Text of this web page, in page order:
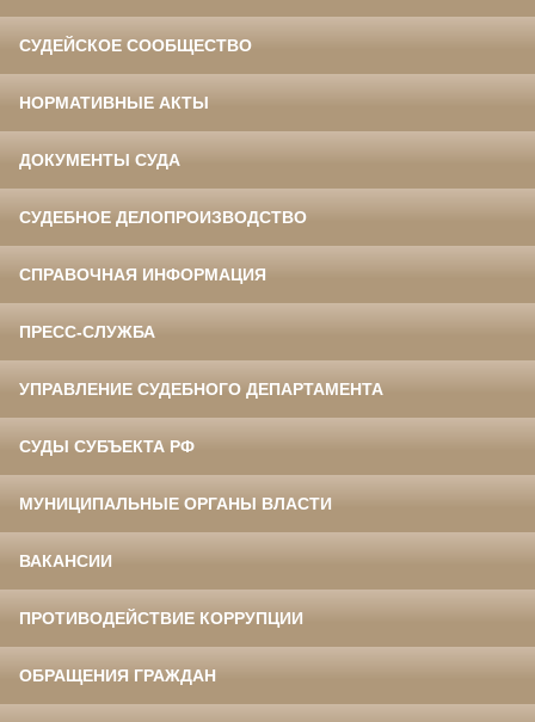
СУДЕЙСКОЕ СООБЩЕСТВО
НОРМАТИВНЫЕ АКТЫ
ДОКУМЕНТЫ СУДА
СУДЕБНОЕ ДЕЛОПРОИЗВОДСТВО
СПРАВОЧНАЯ ИНФОРМАЦИЯ
ПРЕСС-СЛУЖБА
УПРАВЛЕНИЕ СУДЕБНОГО ДЕПАРТАМЕНТА
СУДЫ СУБЪЕКТА РФ
МУНИЦИПАЛЬНЫЕ ОРГАНЫ ВЛАСТИ
ВАКАНСИИ
ПРОТИВОДЕЙСТВИЕ КОРРУПЦИИ
ОБРАЩЕНИЯ ГРАЖДАН